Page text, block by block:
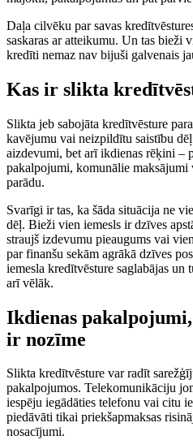
Daļa cilvēku par savas
saskaras ar atteikumu. Un tas bieži
kredīti nemaz nav bijuši galvenais
Kas ir slikta
Slikta jeb sabojāta kredītvēsture
kavējumu vai neizpildītu saistību
aizdevumi, bet arī ikdienas rēķini –
pakalpojumi, komunālie
parādu.
Svarīgi ir tas, ka šāda situācija ne
dēļ. Bieži vien iemesls ir dzīves
straujš izdevumu pieaugums vai
par finanšu sekām agrākā dzīves
iemesla kredītvēsture saglabājas un
arī vēlāk.
Ikdienas
ir nozīme
Slikta kredītvēsture var radīt
pakalpojumos. Telekomunikāciju
iespēju iegādāties telefonu vai citu
piedāvāti tikai priekšapmaksas
nosacījumi.